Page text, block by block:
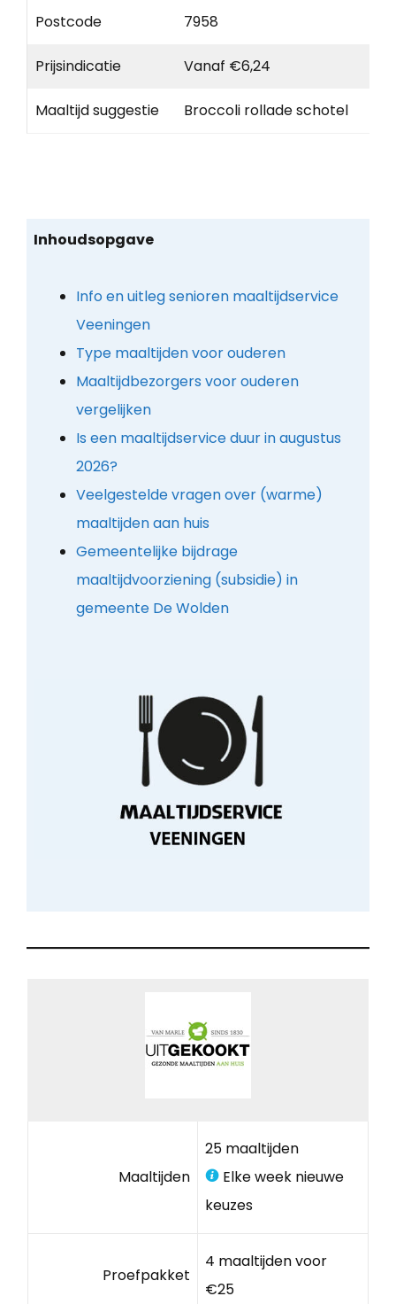
Postcode 7958
Prijsindicatie Vanaf €6,24
Maaltijd suggestie Broccoli rollade schotel
Inhoudsopgave
Info en uitleg senioren maaltijdservice
Veeningen
Type maaltijden voor ouderen
Maaltijdbezorgers voor ouderen
vergelijken
Is een maaltijdservice duur in augustus
2026?
Veelgestelde vragen over (warme)
maaltijden aan huis
Gemeentelijke bijdrage
maaltijdvoorziening (subsidie) in
gemeente De Wolden
Maaltijden
25 maaltijden
Elke week nieuwe
keuzes
Proefpakket
4 maaltijden voor
€25